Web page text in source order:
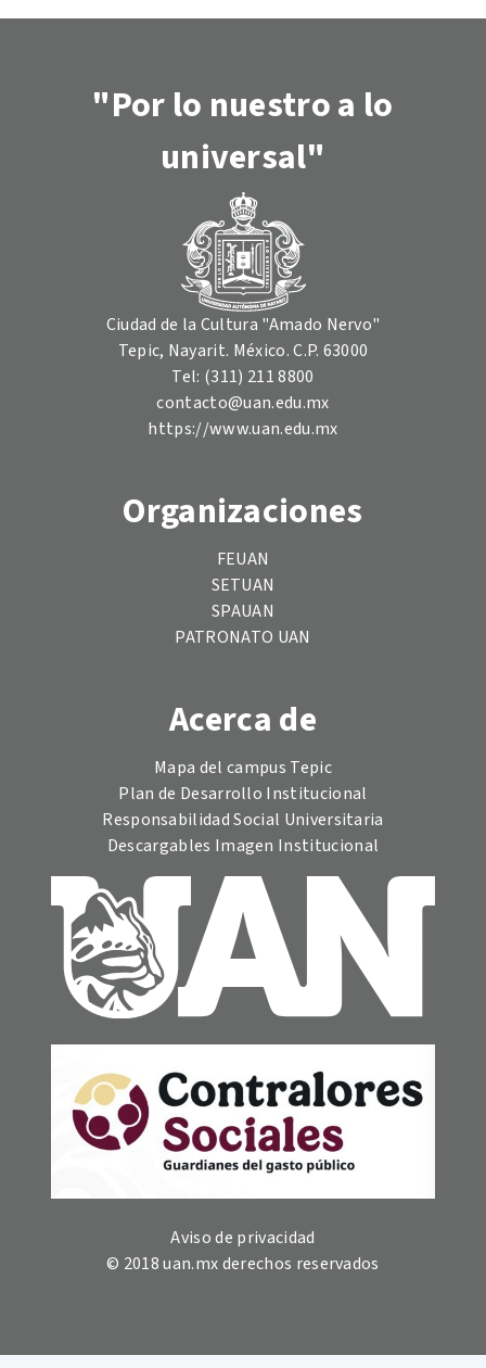
"Por lo nuestro a lo
universal"
Ciudad de la Cultura "Amado Nervo"
Tepic, Nayarit. México. C.P. 63000
Tel: (311) 211 8800
contacto@uan.edu.mx
https://www.uan.edu.mx
Organizaciones
FEUAN
SETUAN
SPAUAN
PATRONATO UAN
Acerca de
Mapa del campus Tepic
Plan de Desarrollo Institucional
Responsabilidad Social Universitaria
Descargables Imagen Institucional
Aviso de privacidad
© 2018 uan.mx derechos reservados